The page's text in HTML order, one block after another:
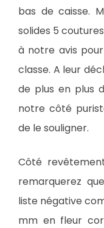
bas de caisse.
solides 5
à notre avis
classe. A leur
de plus en plus
notre côté
de le souligner.
Côté
remarquerez
liste négative
mm en fleur